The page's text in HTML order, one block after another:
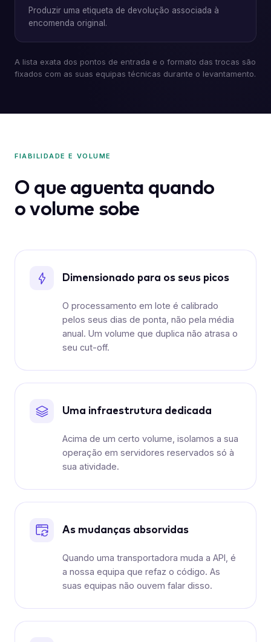
Produzir uma etiqueta de devolução associada à
encomenda original.
A lista exata dos pontos de entrada e o formato das trocas são
fixados com as suas equipas técnicas durante o levantamento.
FIABILIDADE E VOLUME
O que aguenta quando
o volume sobe
Dimensionado para os seus picos
O processamento em lote é calibrado
pelos seus dias de ponta, não pela média
anual. Um volume que duplica não atrasa o
seu cut-off.
Uma infraestrutura dedicada
Acima de um certo volume, isolamos a sua
operação em servidores reservados só à
sua atividade.
As mudanças absorvidas
Quando uma transportadora muda a API, é
a nossa equipa que refaz o código. As
suas equipas não ouvem falar disso.